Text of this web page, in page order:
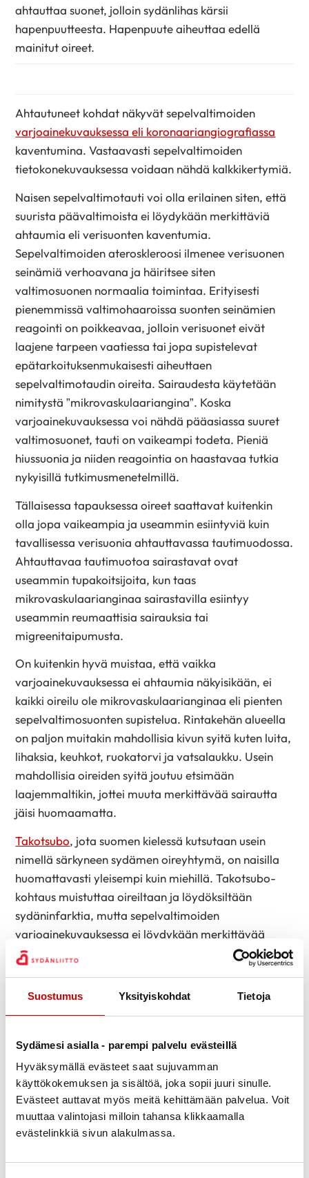
Suostumus Yksityiskohdat Tietoja
Sydämesi asialla - parempi palvelu evästeillä
Hyväksymällä evästeet saat sujuvamman
käyttökokemuksen ja sisältöä, joka sopii juuri sinulle.
Evästeet auttavat myös meitä kehittämään palvelua. Voit
muuttaa valintojasi milloin tahansa klikkaamalla
evästelinkkiä sivun alakulmassa.
ahtauttaa suonet, jolloin sydänlihas kärsii
hapenpuutteesta. Hapenpuute aiheuttaa edellä
mainitut oireet.
Ahtautuneet kohdat näkyvät sepelvaltimoiden
varjoainekuvauksessa eli koronaariangiografiassa
kaventumina. Vastaavasti sepelvaltimoiden
tietokonekuvauksessa voidaan nähdä kalkkikertymiä.
Naisen sepelvaltimotauti voi olla erilainen siten, että
suurista päävaltimoista ei löydykään merkittäviä
ahtaumia eli verisuonten kaventumia.
Sepelvaltimoiden ateroskleroosi ilmenee verisuonen
seinämiä verhoavana ja häiritsee siten
valtimosuonen normaalia toimintaa. Erityisesti
pienemmissä valtimohaaroissa suonten seinämien
reagointi on poikkeavaa, jolloin verisuonet eivät
laajene tarpeen vaatiessa tai jopa supistelevat
epätarkoituksenmukaisesti aiheuttaen
sepelvaltimotaudin oireita. Sairaudesta käytetään
nimitystä ”mikrovaskulaariangina”. Koska
varjoainekuvauksessa voi nähdä pääasiassa suuret
valtimosuonet, tauti on vaikeampi todeta. Pieniä
hiussuonia ja niiden reagointia on haastavaa tutkia
nykyisillä tutkimusmenetelmillä.
Tällaisessa tapauksessa oireet saattavat kuitenkin
olla jopa vaikeampia ja useammin esiintyviä kuin
tavallisessa verisuonia ahtauttavassa tautimuodossa.
Ahtauttavaa tautimuotoa sairastavat ovat
useammin tupakoitsijoita, kun taas
mikrovaskulaarianginaa sairastavilla esiintyy
useammin reumaattisia sairauksia tai
migreenitaipumusta.
On kuitenkin hyvä muistaa, että vaikka
varjoainekuvauksessa ei ahtaumia näkyisikään, ei
kaikki oireilu ole mikrovaskulaarianginaa eli pienten
sepelvaltimosuonten supistelua. Rintakehän alueella
on paljon muitakin mahdollisia kivun syitä kuten luita,
lihaksia, keuhkot, ruokatorvi ja vatsalaukku. Usein
mahdollisia oireiden syitä joutuu etsimään
laajemmaltikin, jottei muuta merkittävää sairautta
jäisi huomaamatta.
Takotsubo, jota suomen kielessä kutsutaan usein
nimellä särkyneen sydämen oireyhtymä, on naisilla
huomattavasti yleisempi kuin miehillä. Takotsubo-
kohtaus muistuttaa oireiltaan ja löydöksiltään
sydäninfarktia, mutta sepelvaltimoiden
varjoainekuvauksessa ei löydykään merkittävää
ateroskleroosia ja suonen tukkeutumista. Sairauden
Naisen sepelvaltimotaudin hoito
samanlaista. Käytettävät lääkkeetovat samanlaisia,
myös käytetyt milligrammamäärät. Naissukupuoli tai
potilaan paino ei siis vaikuta tavallisten
sepelvaltimotaudin lääkkeiden annoksiin.
Myös kajoava eli invasiivinen hoito on samanlaista.
ohitusleikkauksiatehdään samalla tavoin molemmille